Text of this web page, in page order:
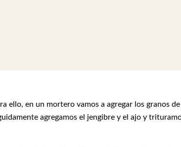
ello, en un mortero vamos a agregar los granos de
agregamos el jengibre y el ajo y